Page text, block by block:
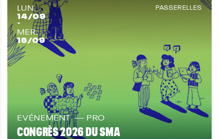
LUN.
14/09
MER.
16/09
PASSERELLES
EVÉNEMENT PRO
CONGRÈS 2026 DU SMA